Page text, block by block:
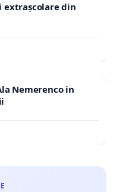
extrașcolare din
Nemerenco in